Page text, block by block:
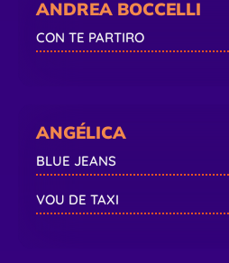
ANDREA BOCCELLI
CON TE PARTIRO
ANGÉLICA
BLUE JEANS
VOU DE TAXI